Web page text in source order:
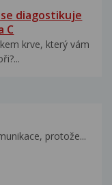
diagostikuje
C
krve, který vám
protože...